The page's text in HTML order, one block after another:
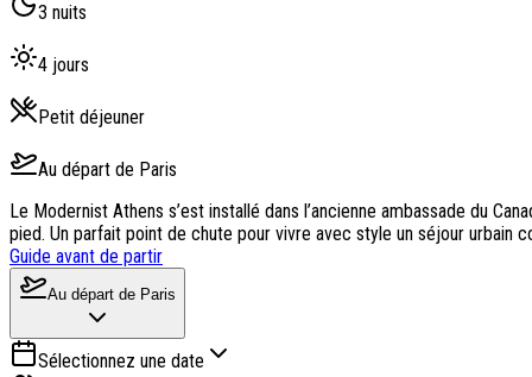
3 nuits
4 jours
Petit déjeuner
Au départ de Paris
Le Modernist Athens s’est installé dans l’ancienne ambassade du
pied. Un parfait point de chute pour vivre avec style un séjour urbain
Guide avant de partir
Au départ de Paris
Sélectionnez une date